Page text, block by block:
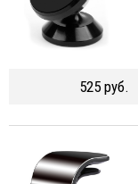
525 руб.